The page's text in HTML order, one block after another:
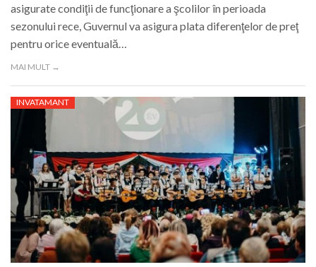
asigurate condiţii de funcţionare a şcolilor în perioada
sezonului rece, Guvernul va asigura plata diferenţelor de preţ
pentru orice eventuală…
MAI MULT →
INVATAMANT